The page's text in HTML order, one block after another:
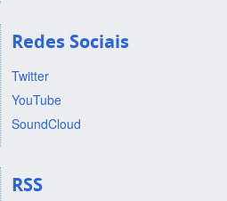
Redes Sociais
Twitter
YouTube
SoundCloud
RSS